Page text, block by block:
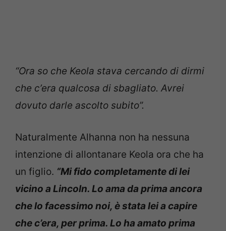
“Ora so che Keola stava cercando di dirmi
che c’era qualcosa di sbagliato. Avrei
dovuto darle ascolto subito”.
Naturalmente Alhanna non ha nessuna
intenzione di allontanare Keola ora che ha
un figlio. “Mi fido completamente di lei
vicino a Lincoln. Lo ama da prima ancora
che lo facessimo noi, è stata lei a capire
che c’era, per prima. Lo ha amato prima